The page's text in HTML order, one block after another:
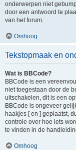
onderwerpen niet
door een antwoord te
van het forum.
Omhoog
Tekstopmaak en
Wat is BBCode?
BBCode is een
niet toegestaan door de
uitschakelen, dit is een
BBCode is ongeveer
haakjes [ en ] geplaatst,
controle over hoe iets
te vinden in de
Omhoog